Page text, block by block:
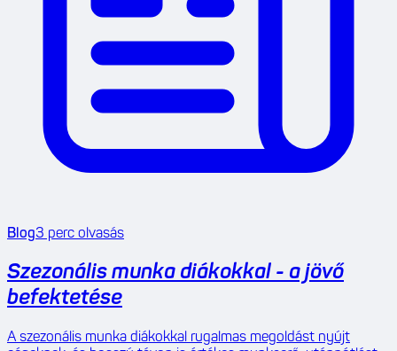
Blog3 perc olvasás
Szezonális munka diákokkal - a jövő
befektetése
A szezonális munka diákokkal rugalmas megoldást nyújt